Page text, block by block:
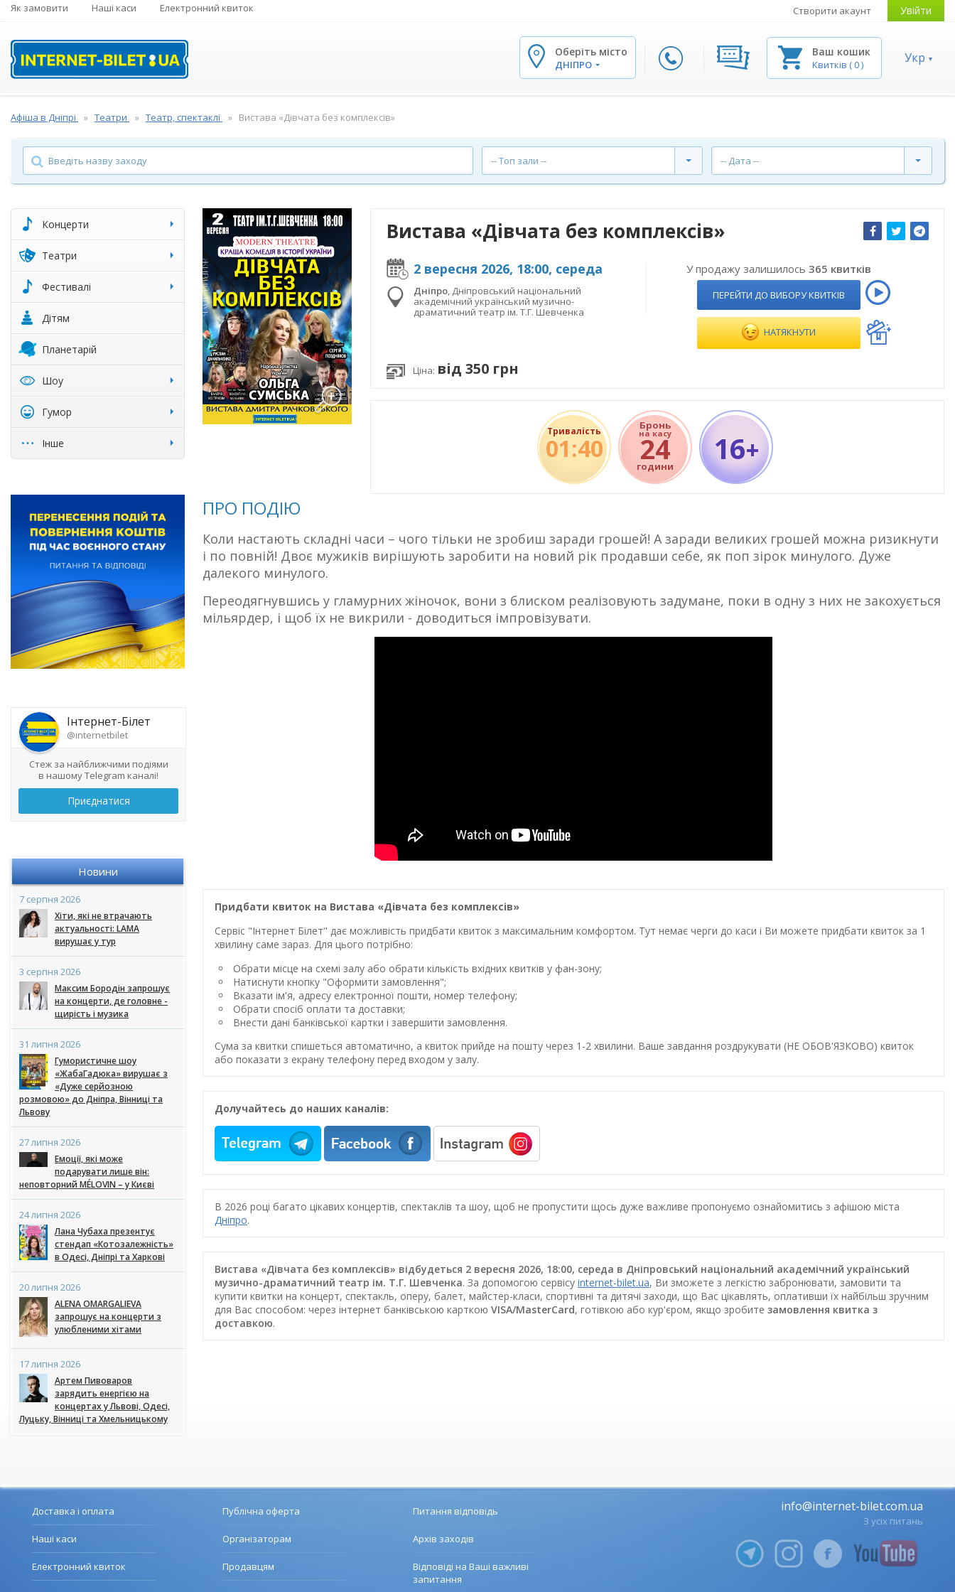
Як замовити Наші каси Електронний квиток Створити акаунт Увійти
Оберіть місто
ДНІПРО
Ваш кошик
Квитків (0) Укр
Афіша в Дніпрі Театри Театр, спектаклі Вистава «Дівчата без комплексів»
-- Топ зали -- -- Дата --
Концерти
Театри
Фестивалі
Дітям
Планетарій
Шоу
Гумор
Інше
Інтернет-Білет
@internetbilet
Стеж за найближчими подіями
в нашому Telegram каналі!
Приєднатися
Новини
7 серпня 2026
Хіти, які не втрачають
актуальності: LAMA
вирушає у тур
3 серпня 2026
Максим Бородін запрошує
на концерти, де головне -
щирість і музика
31 липня 2026
Гумористичне шоу
«ЖабаГадюка» вирушає з
«Дуже серйозною
розмовою» до Дніпра, Вінниці та
Львову
27 липня 2026
Емоції, які може
подарувати лише він:
неповторний MÉLOVIN – у Києві
24 липня 2026
Лана Чубаха презентує
стендап «Котозалежність»
в Одесі, Дніпрі та Харкові
20 липня 2026
ALENA OMARGALIEVA
запрошує на концерти з
улюбленими хітами
17 липня 2026
Артем Пивоваров
зарядить енергією на
концертах у Львові, Одесі,
Луцьку, Вінниці та Хмельницькому
Вистава «Дівчата без комплексів»
2 вересня 2026, 18:00, середа
Дніпро, Дніпровський національний
академічний український музично-
драматичний театр ім. Т.Г. Шевченка
У продажу залишилось 365 квитків
ПЕРЕЙТИ ДО ВИБОРУ КВИТКІВ
НАТЯКНУТИ
Ціна: від 350 грн
Тривалість
01:40
Бронь
на касу
24
години 16+
ПРО ПОДІЮ
Коли настають складні часи – чого тільки не зробиш заради грошей! А заради великих грошей можна ризикнути
і по повній! Двоє мужиків вирішують заробити на новий рік продавши себе, як поп зірок минулого. Дуже
далекого минулого.
Переодягнувшись у гламурних жіночок, вони з блиском реалізовують задумане, поки в одну з них не закохується
мільярдер, і щоб їх не викрили - доводиться імпровізувати.
Придбати квиток на Вистава «Дівчата без комплексів»
Сервіс "Інтернет Білет" дає можливість придбати квиток з максимальним комфортом. Тут немає черги до каси і Ви можете придбати квиток за 1
хвилину саме зараз. Для цього потрібно:
Обрати місце на схемі залу або обрати кількість вхідних квитків у фан-зону;
Натиснути кнопку "Оформити замовлення";
Вказати ім'я, адресу електронної пошти, номер телефону;
Обрати спосіб оплати та доставки;
Внести дані банківської картки і завершити замовлення.
Сума за квитки спишеться автоматично, а квиток прийде на пошту через 1-2 хвилини. Ваше завдання роздрукувати (НЕ ОБОВ'ЯЗКОВО) квиток
або показати з екрану телефону перед входом у залу.
Долучайтесь до наших каналів:
В 2026 році багато цікавих концертів, спектаклів та шоу, щоб не пропустити щось дуже важливе пропонуємо ознайомитись з афішою міста
Дніпро.
Вистава «Дівчата без комплексів» відбудеться 2 вересня 2026, 18:00, середа в Дніпровський національний академічний український
музично-драматичний театр ім. Т.Г. Шевченка. За допомогою сервісу internet-bilet.ua, Ви зможете з легкістю забронювати, замовити та
купити квитки на концерт, спектакль, оперу, балет, майстер-класи, спортивні та дитячі заходи, що Вас цікавлять, оплативши їх найбільш зручним
для Вас способом: через інтернет банківською карткою VISA/MasterCard, готівкою або кур'єром, якщо зробите замовлення квитка з
доставкою.
Доставка і оплата
Наші каси
Електронний квиток
Публічна оферта
Організаторам
Продавцям
Питання відповідь
Архів заходів
Відповіді на Ваші важливі
запитання
info@internet-bilet.com.ua
З усіх питань